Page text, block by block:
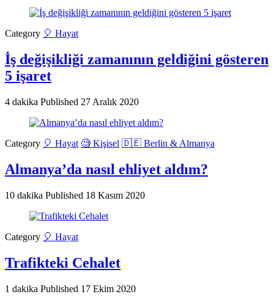
Category 🎈 Hayat
İş değişikliği zamanının geldiğini gösteren
5 işaret
4 dakika Published 27 Aralık 2020
Category 🎈 Hayat 🧐 Kişisel 🇩🇪 Berlin & Almanya
Almanya’da nasıl ehliyet aldım?
10 dakika Published 18 Kasım 2020
Category 🎈 Hayat
Trafikteki Cehalet
1 dakika Published 17 Ekim 2020